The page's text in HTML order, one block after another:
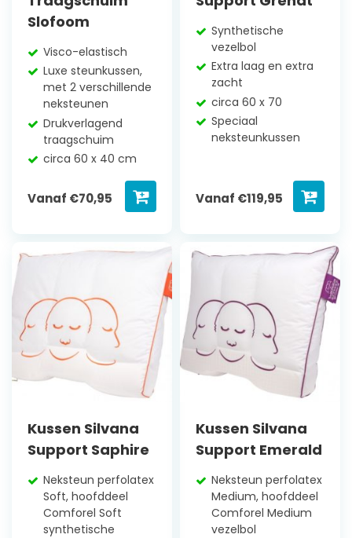
Slofoom
Visco-elastisch
Luxe steunkussen,
met 2 verschillende
neksteunen
Drukverlagend
traagschuim
circa 60 x 40 cm
Vanaf €70,95
Synthetische
vezelbol
Extra laag en extra
zacht
circa 60 x 70
Speciaal
neksteunkussen
Vanaf €119,95
Kussen Silvana
Support Saphire
Neksteun perfolatex
Soft, hoofddeel
Comforel Soft
synthetische
Kussen Silvana
Support Emerald
Neksteun perfolatex
Medium, hoofddeel
Comforel Medium
vezelbol